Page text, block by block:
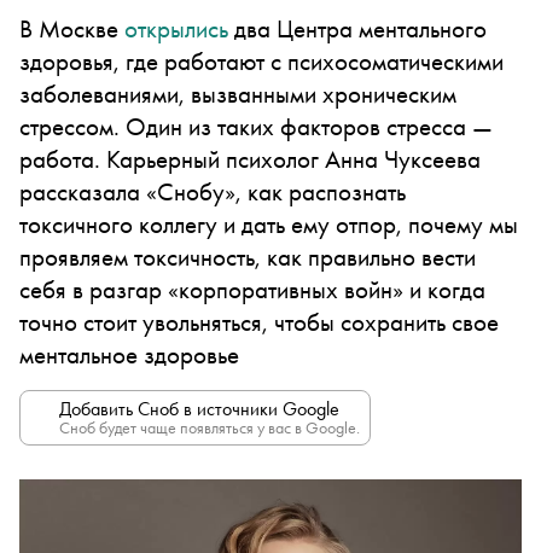
В Москвеоткрылисьдва Центра ментального
здоровья, где работают с психосоматическими
заболеваниями, вызванными хроническим
стрессом. Один из таких факторов стресса —
работа. Карьерный психолог Анна Чуксеева
рассказала «Снобу», как распознать
токсичного коллегу и дать ему отпор, почему мы
проявляем токсичность, как правильно вести
себя в разгар «корпоративных войн» и когда
точно стоит увольняться, чтобы сохранить свое
ментальное здоровье
Добавить Сноб в источники Google
Сноб будет чаще появляться у вас в Google.